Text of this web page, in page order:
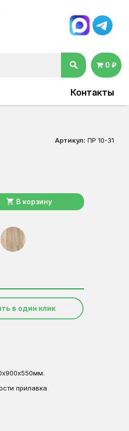
search 0 ₽
Контакты
Артикул: ПР 10-31
shopping_cart В корзину
в один клик
прилавка